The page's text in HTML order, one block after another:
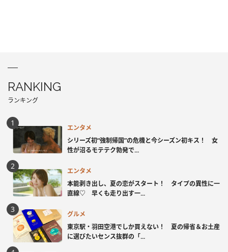
RANKING
ランキング
エンタメ
シリーズ初“強制帰国”の危機と今シーズン初キス！ 女
性が沼るモテテク勃発で...
エンタメ
本能剥き出し、夏の恋がスタート！ タイプの異性に一
直線♡ 早くも走り出す一...
グルメ
東京駅・羽田空港でしか買えない！ 夏の帰省＆お土産
に選びたいセンス抜群の「...